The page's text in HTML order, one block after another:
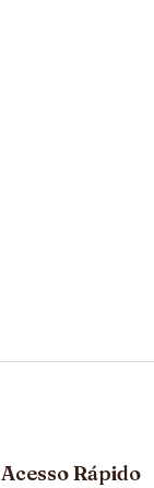
Acesso Rápido